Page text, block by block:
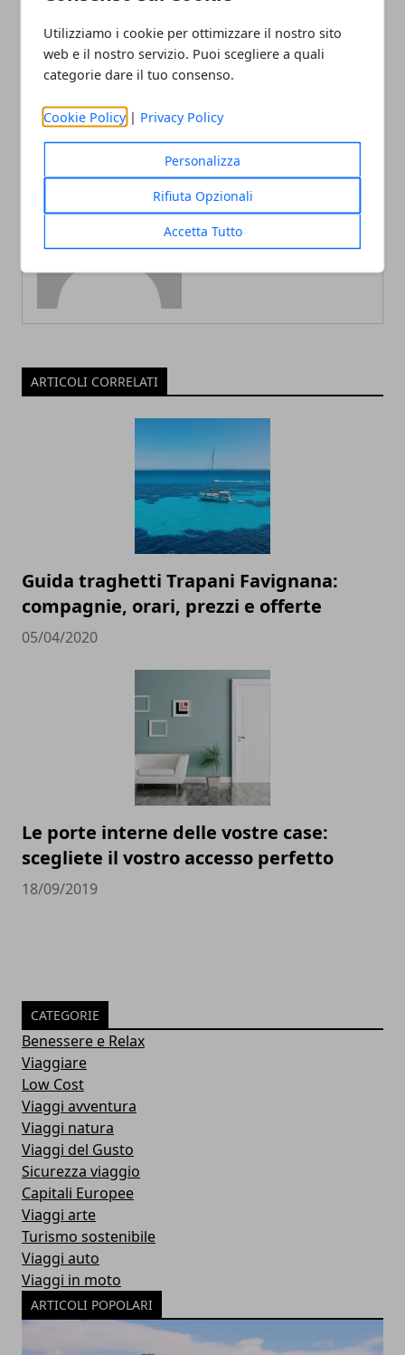
Utilizziamo i cookie per ottimizzare il nostro sito
web e il nostro servizio. Puoi scegliere a quali
categorie dare il tuo consenso.
Cookie Policy | Privacy Policy
Personalizza
Rifiuta Opzionali
Accetta Tutto
Articolo Precedente
Viaggiare in auto, i pro e i
Articolo Successivo
I ciliegi in fiore del
Redazione
ARTICOLI CORRELATI
Guida traghetti Trapani Favignana:
compagnie, orari, prezzi e offerte
05/04/2020
Le porte interne delle vostre case:
scegliete il vostro accesso perfetto
18/09/2019
CATEGORIE
Benessere e Relax
Viaggiare
Low Cost
Viaggi avventura
Viaggi natura
Viaggi del Gusto
Sicurezza viaggio
Capitali Europee
Viaggi arte
Turismo sostenibile
Viaggi auto
Viaggi in moto
ARTICOLI POPOLARI